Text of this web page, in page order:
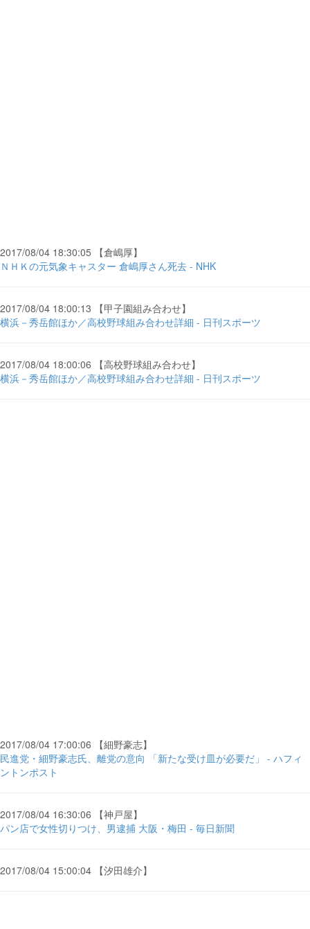
2017/08/04 18:30:05 【倉嶋厚】
ＮＨＫの元気象キャスター 倉嶋厚さん死去 - NHK
2017/08/04 18:00:13 【甲子園組み合わせ】
横浜－秀岳館ほか／高校野球組み合わせ詳細 - 日刊スポーツ
2017/08/04 18:00:06 【高校野球組み合わせ】
横浜－秀岳館ほか／高校野球組み合わせ詳細 - 日刊スポーツ
2017/08/04 17:00:06 【細野豪志】
民進党・細野豪志氏、離党の意向 「新たな受け皿が必要だ」 - ハフィ
ントンポスト
2017/08/04 16:30:06 【神戸屋】
パン店で女性切りつけ、男逮捕 大阪・梅田 - 毎日新聞
2017/08/04 15:00:04 【汐田雄介】